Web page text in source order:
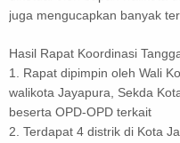
juga mengucapkan banyak
Hasil Rapat Koordinasi
1. Rapat dipimpin oleh Wali
walikota Jayapura, Sekda
beserta OPD-OPD terkait
2. Terdapat 4 distrik di Kota